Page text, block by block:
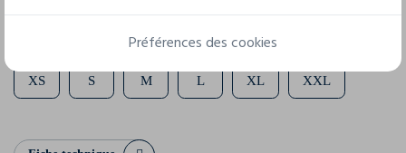
6 tailles disponibles
XS S M L XL XXL
Préférences des cookies